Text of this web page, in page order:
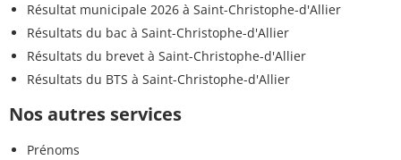
Résultat municipale 2026 à Saint-Christophe-d'Allier
Résultats du bac à Saint-Christophe-d'Allier
Résultats du brevet à Saint-Christophe-d'Allier
Résultats du BTS à Saint-Christophe-d'Allier
Nos autres services
Prénoms